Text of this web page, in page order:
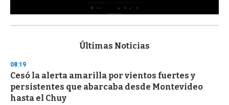
s
d
s
o
f
3
Últimas Noticias
08:19
Cesó la alerta amarilla por vientos fuertes y
persistentes que abarcaba desde Montevideo
hasta el Chuy